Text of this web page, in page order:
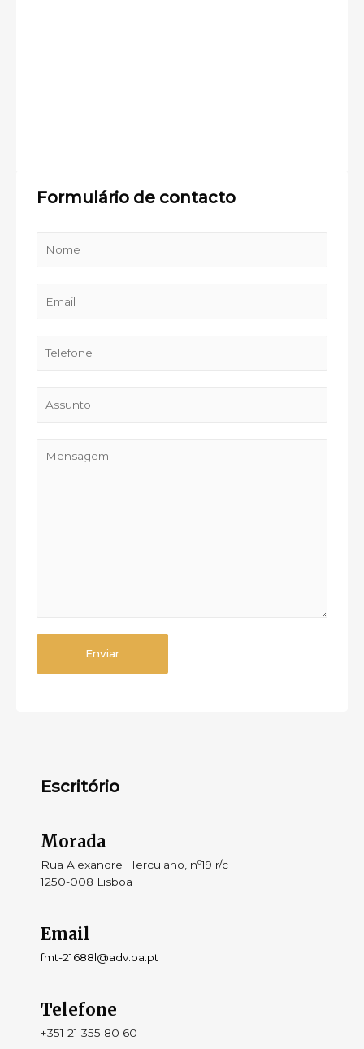
Formulário de contacto
Enviar
Escritório
Morada​
Rua Alexandre Herculano, nº19 r/c
1250-008 Lisboa
Email
fmt-21688l@adv.oa.pt
Telefone
+351 21 355 80 60